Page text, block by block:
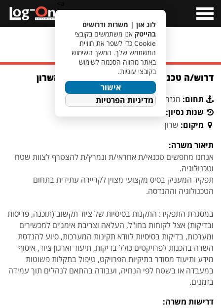
Menu
מעבר לחיפוש משרות
דרוש/ה טכנאי/ת לארגון ביטחוני באזור השרון
תחום: מגזר ביטחוני
שנות נסיון:
מיקום: שרון
תיאור משרה:
אנחנו מחפשים טכנאי/ת אחראי/ת ונמרץ/ת להצטרף לצוות שטח
וטכנולוגיה.
תפקיד המעניק בסיס מקצועי מצוין לקריירה עתידית בתחום
הטכנולוגיה וההנדסה.
במסגרת התפקיד: התקנות בסיסיות של ציוד תקשוב (תוכנה, פריסות
ובדיקות) אצל לקוחות בחו"ל, העלאה וצריבת אימג’ים למכשירים
ומערכות, בדיקות בסיסיות לוודא תקינות המערכות, סיוע להנדסת
השדה בהכנות לפרויקטים כולל בדיקות, תיעוד וארגון ציוד, איסוף
מידע ותיעוד מסודר בתיקיות הפרויקט, טיפול בתקלות פשוטות
במעבדה או בשטח לפי הנחיה, ועבודה בהתאם לנהלים תוך עמידה
בזמנים.
דרישות משרה:
לוג און | משרות ודרושים
בהייטק אנו משתמשים בקובצי
Cookie כדי לשפר את חוויית
המשתמש שלך. המשך השימוש
באתר מהווה הסכמה לשימוש
בקובצי עוגיות.
אישור
מדיניות הפרטיות